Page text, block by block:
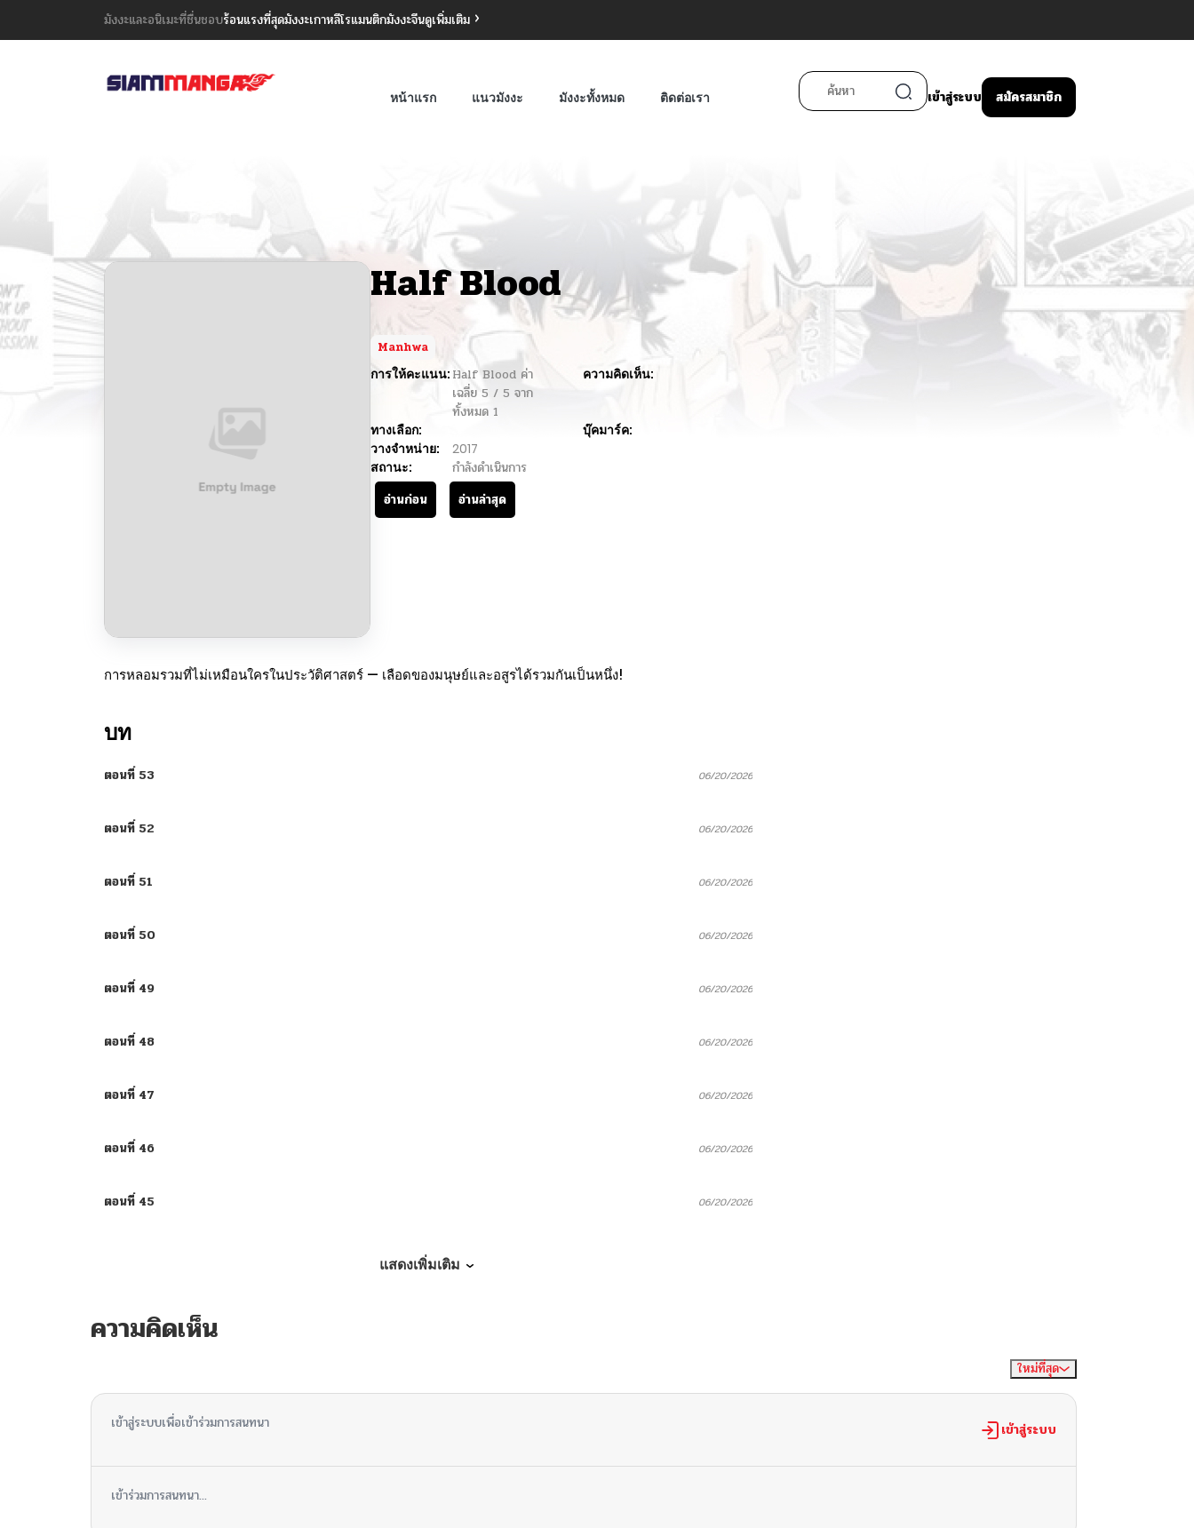
มังงะและอนิเมะที่ชื่นชอบร้อนแรงที่สุดมังงะเกาหลีโรแมนติกมังงะจีนดูเพิ่มเติม
หน้าแรก แนวมังงะ มังงะทั้งหมด ติดต่อเรา เข้าสู่ระบบ สมัครสมาชิก
Half Blood
Manhwa
การให้คะแนน: Half Blood ค่า
เฉลี่ย 5 / 5 จาก
ทั้งหมด 1
ความคิดเห็น:
ทางเลือก:
บุ๊คมาร์ค:
วางจำหน่าย:
2017
สถานะ:
กำลังดำเนินการ
อ่านก่อน
อ่านล่าสุด
การหลอมรวมที่ไม่เหมือนใครในประวัติศาสตร์ — เลือดของมนุษย์และอสูรได้รวมกันเป็นหนึ่ง!
บท
ตอนที่ 53 06/20/2026
ตอนที่ 52 06/20/2026
ตอนที่ 51 06/20/2026
ตอนที่ 50 06/20/2026
ตอนที่ 49 06/20/2026
ตอนที่ 48 06/20/2026
ตอนที่ 47 06/20/2026
ตอนที่ 46 06/20/2026
ตอนที่ 45 06/20/2026
ตอนที่ 41
ตอนที่ 40 06/20/2026
แสดงเพิ่มเติม
ความคิดเห็น
ใหม่ที่สุด
เข้าสู่ระบบเพื่อเข้าร่วมการสนทนา เข้าสู่ระบบ
เข้าร่วมการสนทนา...